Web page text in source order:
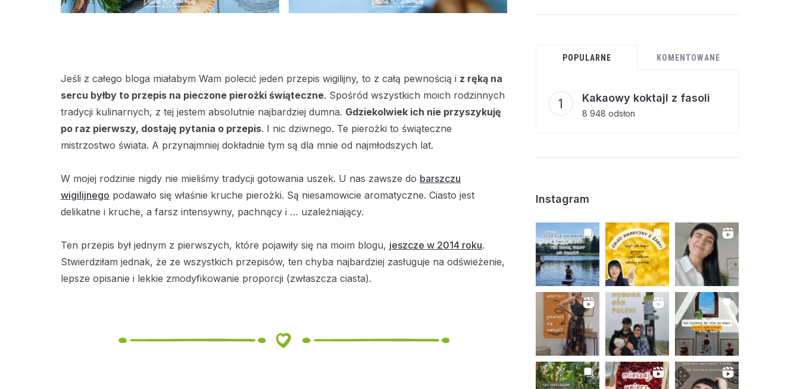
Jeśli z całego bloga miałabym Wam polecić jeden przepis wigilijny, to z całą pewnością i z ręką na
sercu byłby to przepis na pieczone pierożki świąteczne. Spośród wszystkich moich rodzinnych
tradycji kulinarnych, z tej jestem absolutnie najbardziej dumna. Gdziekolwiek ich nie przyszykuję
po raz pierwszy, dostaję pytania o przepis. I nic dziwnego. Te pierożki to świąteczne
mistrzostwo świata. A przynajmniej dokładnie tym są dla mnie od najmłodszych lat.
W mojej rodzinie nigdy nie mieliśmy tradycji gotowania uszek. U nas zawsze do barszczu
wigilijnego podawało się właśnie kruche pierożki. Są niesamowicie aromatyczne. Ciasto jest
delikatne i kruche, a farsz intensywny, pachnący i … uzależniający.
Ten przepis był jednym z pierwszych, które pojawiły się na moim blogu, jeszcze w 2014 roku.
Stwierdziłam jednak, że ze wszystkich przepisów, ten chyba najbardziej zasługuje na odświeżenie,
lepsze opisanie i lekkie zmodyfikowanie proporcji (zwłaszcza ciasta).
POPULARNE KOMENTOWANE
Kakaowy koktajl z fasoli
8 948 odsłon
Instagram